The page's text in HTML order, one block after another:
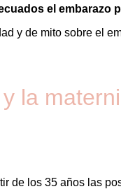
el embarazo
y de mito sobre el
la
de los 35 años las